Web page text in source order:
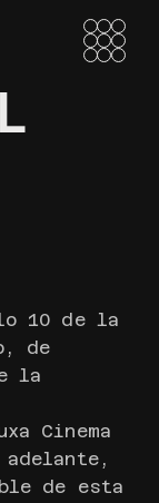
10 de la
de
la
Cinema
de esta